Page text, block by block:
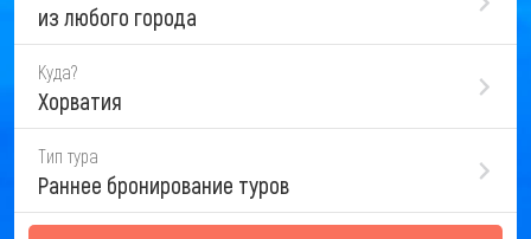
из любого города
Куда?
Хорватия
Тип тура
Раннее бронирование туров